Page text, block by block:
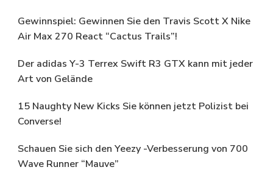
Gewinnspiel: Gewinnen Sie den Travis Scott X Nike
Air Max 270 React “Cactus Trails”!
Der adidas Y-3 Terrex Swift R3 GTX kann mit jeder
Art von Gelände
15 Naughty New Kicks Sie können jetzt Polizist bei
Converse!
Schauen Sie sich den Yeezy -Verbesserung von 700
Wave Runner “Mauve”